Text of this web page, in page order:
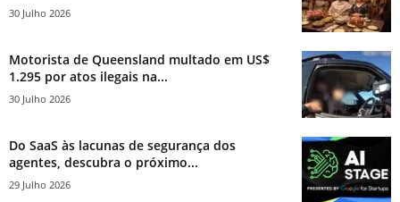
30 Julho 2026
Motorista de Queensland multado em US$
1.295 por atos ilegais na...
30 Julho 2026
Do SaaS às lacunas de segurança dos
agentes, descubra o próximo...
29 Julho 2026